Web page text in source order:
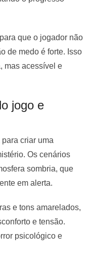
que o jogador não
de medo é forte. Isso
mas acessível e
jogo e
criar uma
Os cenários
sombria, que
em alerta.
e tons amarelados,
e tensão.
psicológico e